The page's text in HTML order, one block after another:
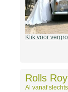
Klik voor
Rolls
Al vanaf